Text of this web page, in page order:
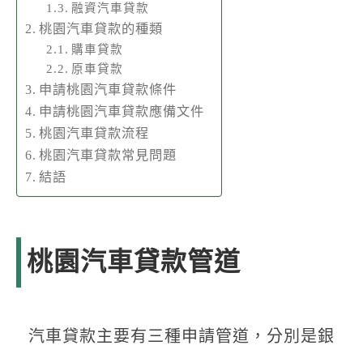
融資汽車貸款
桃園汽車貸款的種類
購車貸款
原車貸款
申請桃園汽車貸款條件
申請桃園汽車貸款應備文件
桃園汽車貸款流程
桃園汽車貸款常見問題
結語
桃園汽車貸款管道
汽車貸款主要有三種申請管道，分別是銀